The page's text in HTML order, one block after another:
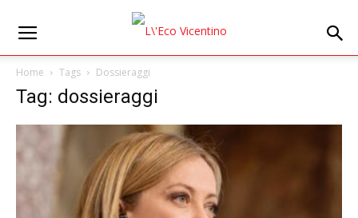
Home Tags Dossieraggi
Tag: dossieraggi